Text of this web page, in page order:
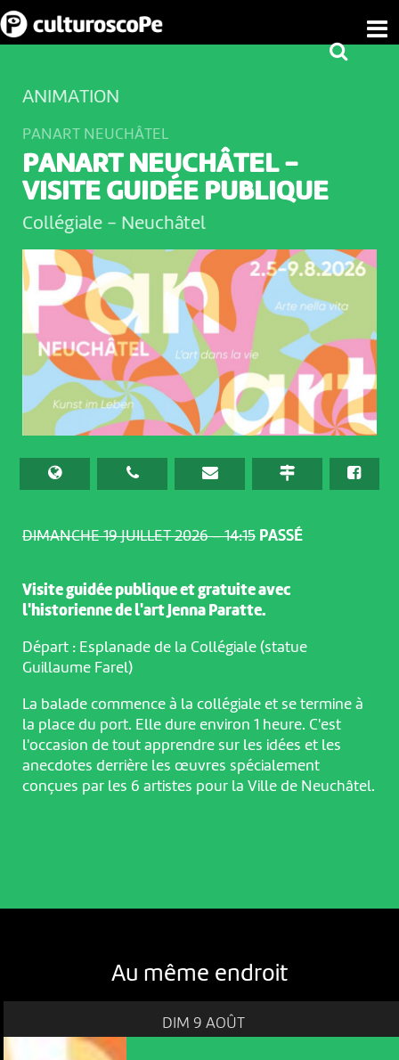
DIMANCHE 19 JUILLET 2026 – 14:15 PASSÉ
ANIMATION
PANART NEUCHÂTEL
PANART NEUCHÂTEL -
VISITE GUIDÉE PUBLIQUE
Collégiale - Neuchâtel
Visite guidée publique et gratuite avec
l'historienne de l'art Jenna Paratte.
Départ : Esplanade de la Collégiale (statue
Guillaume Farel)
La balade commence à la collégiale et se termine à
la place du port. Elle dure environ 1 heure. C'est
l'occasion de tout apprendre sur les idées et les
anecdotes derrière les œuvres spécialement
conçues par les 6 artistes pour la Ville de Neuchâtel.
Au même endroit
DIM 9 AOÛT